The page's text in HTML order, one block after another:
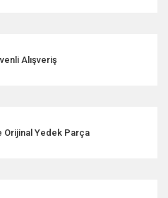
daha pahalı.
Alışveriş
Orijinal Yedek Parça